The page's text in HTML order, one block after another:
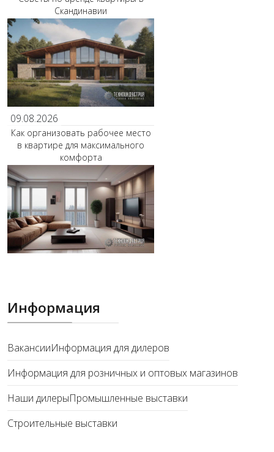
Скандинавии
09.08.2026
Как организовать рабочее место
в квартире для максимального
комфорта
Информация
ВакансииИнформация для дилеров
Информация для розничных и оптовых магазинов
Наши дилерыПромышленные выставки
Строительные выставки